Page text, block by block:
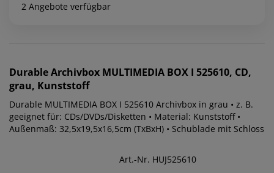
2 Angebote verfügbar
DurableArchivbox MULTIMEDIA BOX I 525610, CD,
grau, Kunststoff
Durable MULTIMEDIA BOX I 525610 Archivbox in grau • z. B.
geeignet für: CDs/DVDs/Disketten • Material: Kunststoff •
Außenmaß: 32,5x19,5x16,5cm (TxBxH) • Schublade mit Schloss
Art.-Nr. HUJ525610